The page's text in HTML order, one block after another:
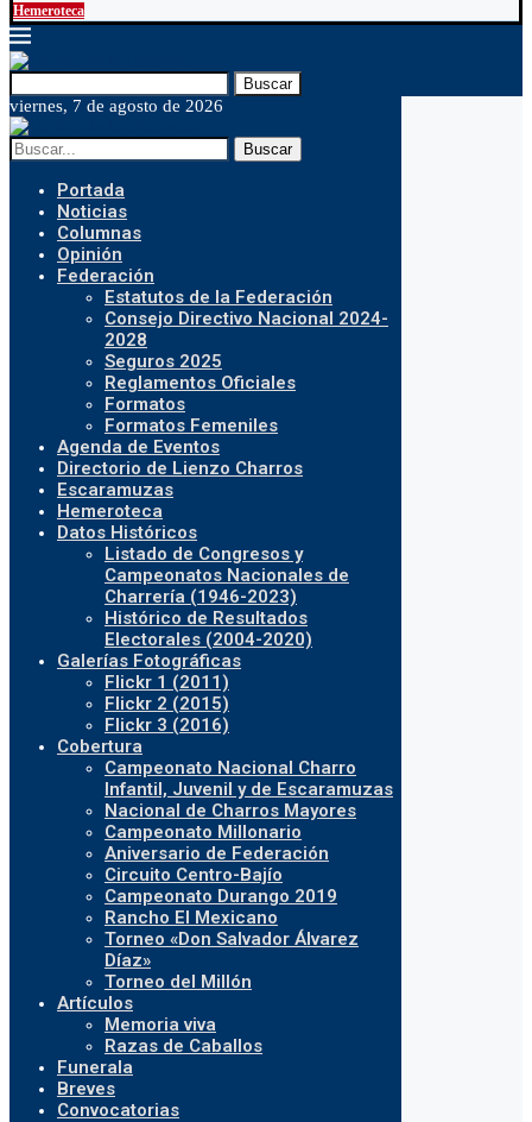
Hemeroteca
Buscar
viernes, 7 de agosto de 2026
Buscar
Portada
Noticias
Columnas
Opinión
Federación
Estatutos de la Federación
Consejo Directivo Nacional 2024-
2028
Seguros 2025
Reglamentos Oficiales
Formatos
Formatos Femeniles
Agenda de Eventos
Directorio de Lienzo Charros
Escaramuzas
Hemeroteca
Datos Históricos
Listado de Congresos y
Campeonatos Nacionales de
Charrería (1946-2023)
Histórico de Resultados
Electorales (2004-2020)
Galerías Fotográficas
Flickr 1 (2011)
Flickr 2 (2015)
Flickr 3 (2016)
Cobertura
Campeonato Nacional Charro
Infantil, Juvenil y de Escaramuzas
Nacional de Charros Mayores
Campeonato Millonario
Aniversario de Federación
Circuito Centro-Bajío
Campeonato Durango 2019
Rancho El Mexicano
Torneo «Don Salvador Álvarez
Díaz»
Torneo del Millón
Artículos
Memoria viva
Razas de Caballos
Funerala
Breves
Convocatorias